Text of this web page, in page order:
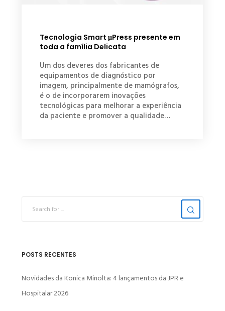
Tecnologia Smart μPress presente em
toda a família Delicata
Um dos deveres dos fabricantes de
equipamentos de diagnóstico por
imagem, principalmente de mamógrafos,
é o de incorporarem inovações
tecnológicas para melhorar a experiência
da paciente e promover a qualidade…
POSTS RECENTES
Novidades da Konica Minolta: 4 lançamentos da JPR e
Hospitalar 2026